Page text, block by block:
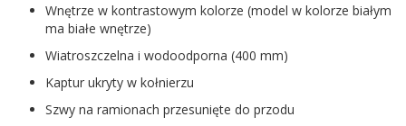
Wnętrze w kontrastowym kolorze (model w kolorze białym
ma białe wnętrze)
Wiatroszczelna i wodoodporna (400 mm)
Kaptur ukryty w kołnierzu
Szwy na ramionach przesunięte do przodu